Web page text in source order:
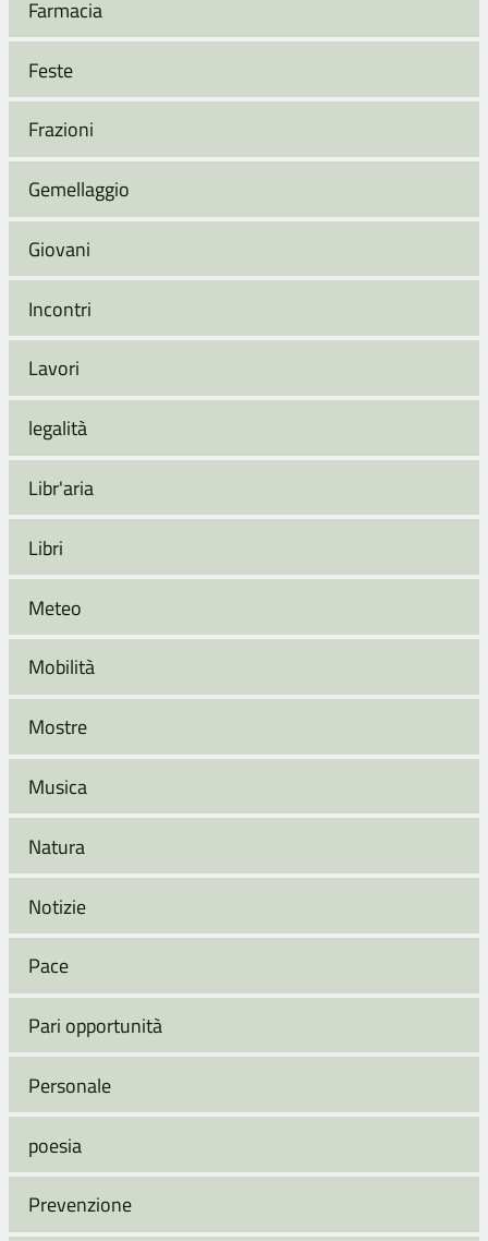
Farmacia
Feste
Frazioni
Gemellaggio
Giovani
Incontri
Lavori
legalità
Libr'aria
Libri
Meteo
Mobilità
Mostre
Musica
Natura
Notizie
Pace
Pari opportunità
Personale
poesia
Prevenzione